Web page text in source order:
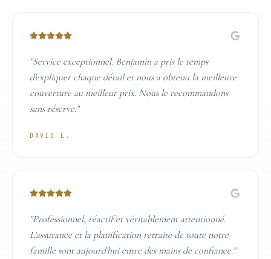
"Service exceptionnel. Benjamin a pris le temps
d'expliquer chaque détail et nous a obtenu la meilleure
couverture au meilleur prix. Nous le recommandons
sans réserve."
DAVID L.
"Professionnel, réactif et véritablement attentionné.
L'assurance et la planification retraite de toute notre
famille sont aujourd'hui entre des mains de confiance."